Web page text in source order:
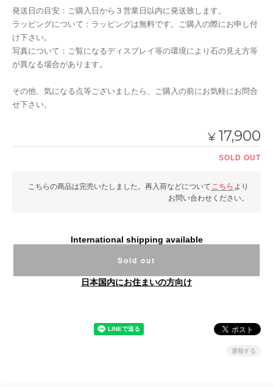
発送日の目安：ご購入日から３営業日以内に発送致します。
ラッピングについて：ラッピングは無料です。ご購入の際にお申し付
け下さい。
写真について：ご覧になるディスプレイ等の環境により石の見え方等
が異なる場合があります。
その他、気になる点等ございましたら、ご購入の前にお気軽にお問合
せ下さい。
¥ 17,900
SOLD OUT
こちらの商品は完売いたしました。再入荷などについて こちら より
お問い合わせください。
International shipping available
Sold out
日本国内にお住まいの方向け
通報する